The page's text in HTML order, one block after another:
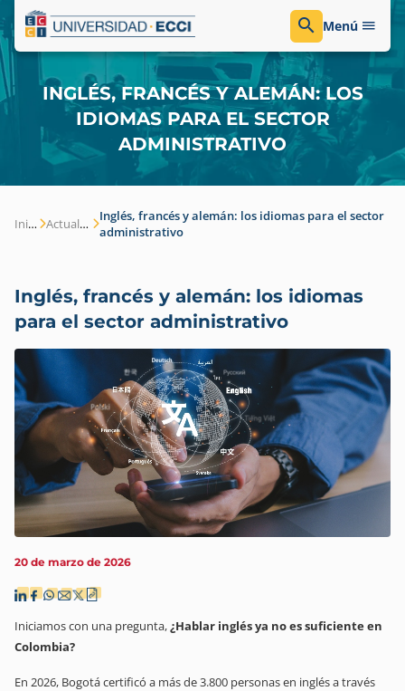
Menú
INGLÉS, FRANCÉS Y ALEMÁN: LOS
IDIOMAS PARA EL SECTOR
ADMINISTRATIVO
Inicio Actualidad
Inglés, francés y alemán: los idiomas para el sector
administrativo
Inglés, francés y alemán: los idiomas
para el sector administrativo
20 de marzo de 2026
Iniciamos con una pregunta,¿Hablar inglés ya no es suficiente en
Colombia?
En 2026, Bogotá certificó a más de 3.800 personas en inglés a través